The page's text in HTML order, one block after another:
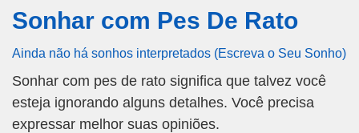
Sonhar com Pes De Rato
Ainda não há sonhos interpretados (Escreva o Seu Sonho)
Sonhar com pes de rato significa que talvez você
esteja ignorando alguns detalhes. Você precisa
expressar melhor suas opiniões.